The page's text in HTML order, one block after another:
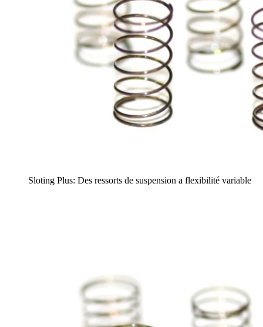
Sloting Plus: Des ressorts de suspension a flexibilité variable